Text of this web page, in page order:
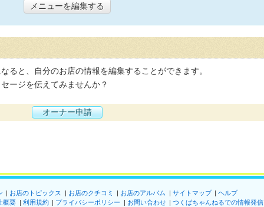
メニューを編集する
ると、自分のお店の情報を編集することができます。
ージを伝えてみませんか？
オーナー申請
お店のトピックス お店のクチコミ お店のアルバム サイトマップ
ヘルプ
概要 利用規約 プライバシーポリシー お問い合わせ つくばちゃんねるでの情報発信